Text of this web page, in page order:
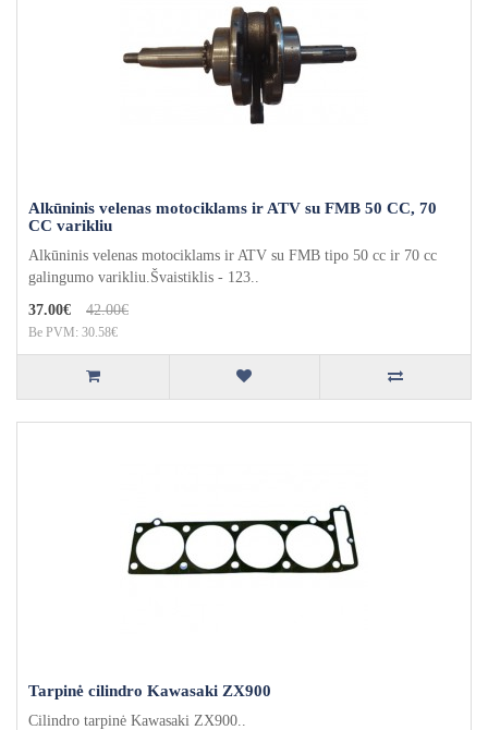
Alkūninis velenas motociklams ir ATV su FMB 50 CC, 70
CC varikliu
Alkūninis velenas motociklams ir ATV su FMB tipo 50 cc ir 70 cc
galingumo varikliu.Švaistiklis - 123..
37.00€
42.00€
Be PVM: 30.58€
Tarpinė cilindro Kawasaki ZX900
Cilindro tarpinė Kawasaki ZX900..